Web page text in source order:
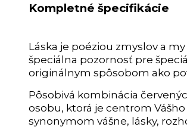
Kompletné špecifikácie
Láska je poéziou zmyslov a
špeciálna pozornosť pre
originálnym spôsobom ako
Pôsobivá kombinácia
osobu, ktorá je centrom
synonymom vášne, lásky,